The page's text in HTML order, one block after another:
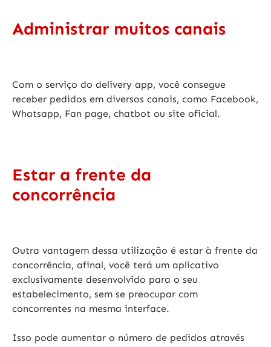
Administrar muitos canais
Com o serviço do delivery app, você consegue
receber pedidos em diversos canais, como Facebook,
Whatsapp, Fan page, chatbot ou site oficial.
Estar a frente da
concorrência
Outra vantagem dessa utilização é estar à frente da
concorrência, afinal, você terá um aplicativo
exclusivamente desenvolvido para o seu
estabelecimento, sem se preocupar com
concorrentes na mesma interface.
Isso pode aumentar o número de pedidos através